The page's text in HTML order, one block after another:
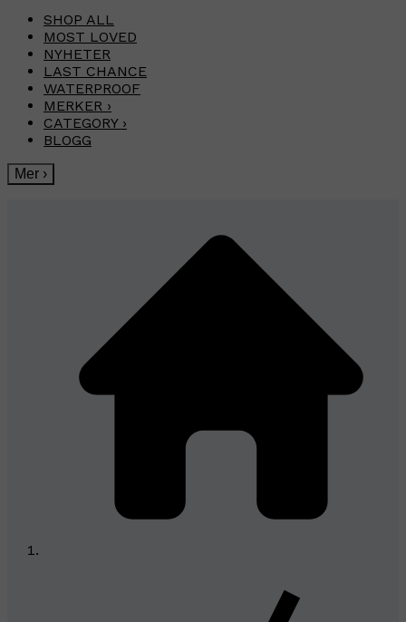
SHOP ALL
MOST LOVED
NYHETER
LAST CHANCE
WATERPROOF
MERKER ›
CATEGORY ›
BLOGG
Mer ›